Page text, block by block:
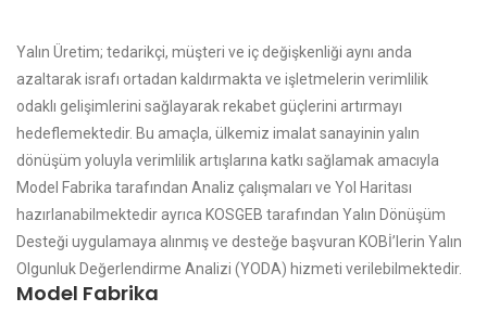
Yalın Üretim; tedarikçi, müşteri ve iç değişkenliği aynı anda
azaltarak israfı ortadan kaldırmakta ve işletmelerin verimlilik
odaklı gelişimlerini sağlayarak rekabet güçlerini artırmayı
hedeflemektedir. Bu amaçla, ülkemiz imalat sanayinin yalın
dönüşüm yoluyla verimlilik artışlarına katkı sağlamak amacıyla
Model Fabrika tarafından Analiz çalışmaları ve Yol Haritası
hazırlanabilmektedir ayrıca KOSGEB tarafından Yalın Dönüşüm
Desteği uygulamaya alınmış ve desteğe başvuran KOBİ’lerin Yalın
Olgunluk Değerlendirme Analizi (YODA) hizmeti verilebilmektedir.
Model Fabrika